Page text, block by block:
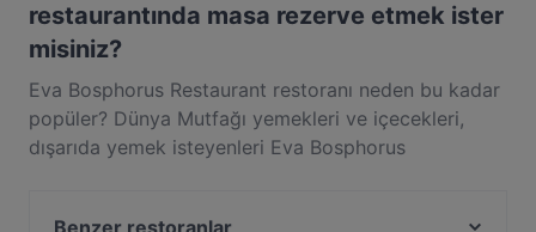
restaurantında masa rezerve etmek ister
misiniz?
Eva Bosphorus Restaurant restoranı neden bu kadar
popüler? Dünya Mutfağı yemekleri ve içecekleri,
dışarıda yemek isteyenleri Eva Bosphorus
Benzer restoranlar